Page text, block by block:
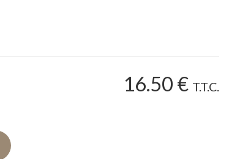
16.50 € T.T.C.